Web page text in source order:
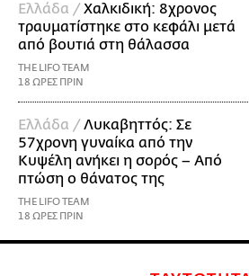
Ελλάδα / Χαλκιδική: 8χρονος
τραυματίστηκε στο κεφάλι μετά
από βουτιά στη θάλασσα
THE LIFO TEAM
18 ΩΡΕΣ ΠΡΙΝ
Ελλάδα / Λυκαβηττός: Σε
57χρονη γυναίκα από την
Κυψέλη ανήκει η σορός – Από
πτώση ο θάνατος της
THE LIFO TEAM
18 ΩΡΕΣ ΠΡΙΝ